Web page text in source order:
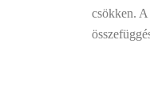
csökken. A